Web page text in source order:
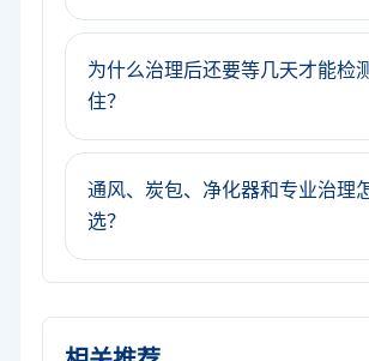
为什么治理后还要等几天才能检
住？
通风、炭包、净化器和专业治理
选？